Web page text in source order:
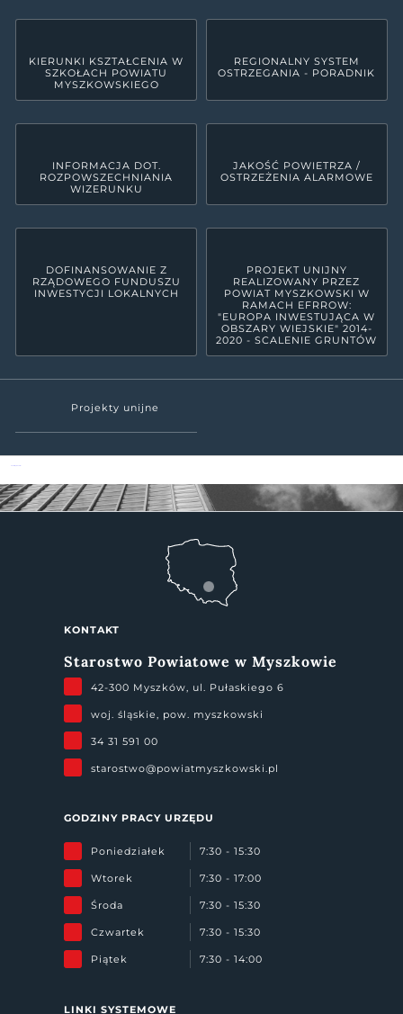
KIERUNKI KSZTAŁCENIA W
SZKOŁACH POWIATU
MYSZKOWSKIEGO
REGIONALNY SYSTEM
OSTRZEGANIA - PORADNIK
INFORMACJA DOT.
ROZPOWSZECHNIANIA
WIZERUNKU
JAKOŚĆ POWIETRZA /
OSTRZEŻENIA ALARMOWE
DOFINANSOWANIE Z
RZĄDOWEGO FUNDUSZU
INWESTYCJI LOKALNYCH
PROJEKT UNIJNY
REALIZOWANY PRZEZ
POWIAT MYSZKOWSKI W
RAMACH EFRROW:
"EUROPA INWESTUJĄCA W
OBSZARY WIEJSKIE" 2014-
2020 - SCALENIE GRUNTÓW
Projekty unijne
KONTAKT
Starostwo Powiatowe w Myszkowie
42-300 Myszków, ul. Pułaskiego 6
woj. śląskie, pow. myszkowski
34 31 591 00
starostwo@powiatmyszkowski.pl
GODZINY PRACY URZĘDU
Poniedziałek 7:30 - 15:30
Wtorek 7:30 - 17:00
Środa 7:30 - 15:30
Czwartek 7:30 - 15:30
Piątek 7:30 - 14:00
LINKI SYSTEMOWE